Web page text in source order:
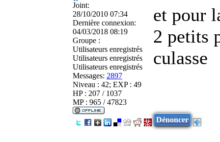
Joint:
28/10/2010 07:34
Dernière connexion:
04/03/2018 08:19
Groupe :
Utilisateurs enregistrés
Utilisateurs enregistrés
Utilisateurs enregistrés
Messages: 2897
Niveau : 42; EXP : 49
HP : 207 / 1037
MP : 965 / 47823
et pour
2 petits
culasse
Dénoncer